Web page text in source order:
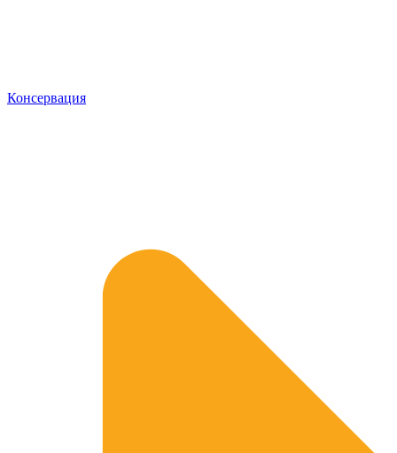
Консервация